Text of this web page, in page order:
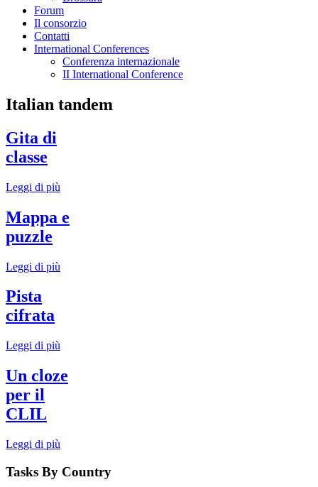
Forum
Il consorzio
Contatti
International Conferences
Conferenza internazionale
II International Conference
Italian tandem
Gita di
classe
Leggi di più
Mappa e
puzzle
Leggi di più
Pista
cifrata
Leggi di più
Un cloze
per il
CLIL
Leggi di più
Tasks By Country